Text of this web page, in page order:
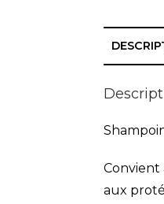
Convient
aux